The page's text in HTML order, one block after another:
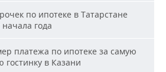
по ипотеке в Татарстане
года
платежа по ипотеке за самую
в Казани